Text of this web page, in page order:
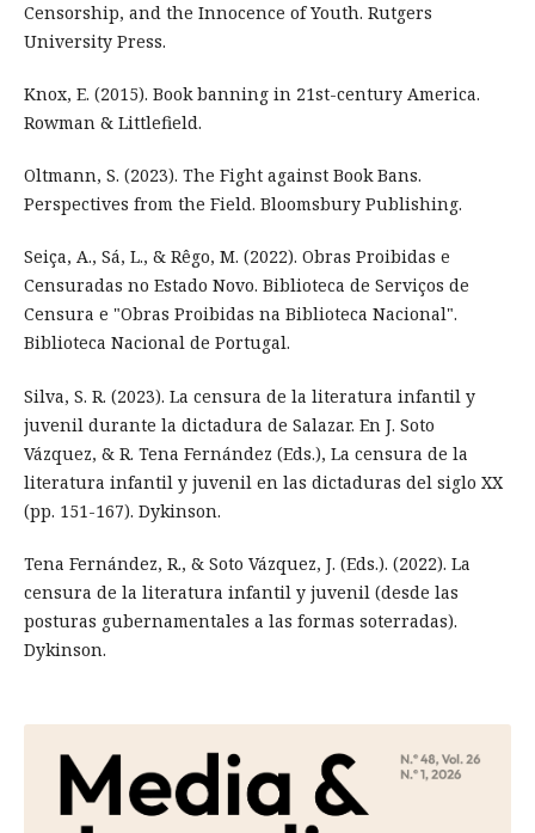
Censorship, and the Innocence of Youth. Rutgers
University Press.
Knox, E. (2015). Book banning in 21st-century America.
Rowman & Littlefield.
Oltmann, S. (2023). The Fight against Book Bans.
Perspectives from the Field. Bloomsbury Publishing.
Seiça, A., Sá, L., & Rêgo, M. (2022). Obras Proibidas e
Censuradas no Estado Novo. Biblioteca de Serviços de
Censura e "Obras Proibidas na Biblioteca Nacional".
Biblioteca Nacional de Portugal.
Silva, S. R. (2023). La censura de la literatura infantil y
juvenil durante la dictadura de Salazar. En J. Soto
Vázquez, & R. Tena Fernández (Eds.), La censura de la
literatura infantil y juvenil en las dictaduras del siglo XX
(pp. 151-167). Dykinson.
Tena Fernández, R., & Soto Vázquez, J. (Eds.). (2022). La
censura de la literatura infantil y juvenil (desde las
posturas gubernamentales a las formas soterradas).
Dykinson.